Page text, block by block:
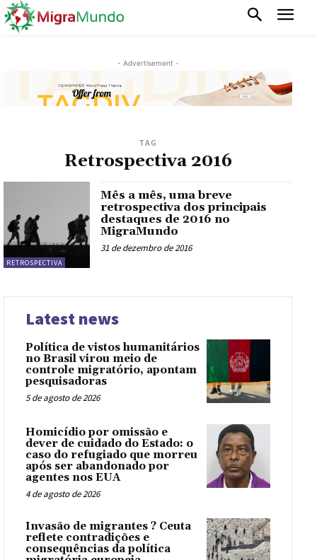
- Advertisement -
TAG
Retrospectiva 2016
RETROSPECTIVA
Mês a mês, uma breve
retrospectiva dos principais
destaques de 2016 no
MigraMundo
31 de dezembro de 2016
Latest news
Política de vistos humanitários
no Brasil virou meio de
controle migratório, apontam
pesquisadoras
5 de agosto de 2026
Homicídio por omissão e
dever de cuidado do Estado: o
caso do refugiado que morreu
após ser abandonado por
agentes nos EUA
4 de agosto de 2026
Invasão de migrantes ? Ceuta
reflete contradições e
consequências da política